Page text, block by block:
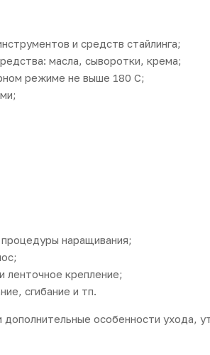
и средств стайлинга;
масла, сыворотки, крема;
режиме не выше 180 С;
наращивания;
ленточное крепление;
сгибание и тп.
особенности ухода,